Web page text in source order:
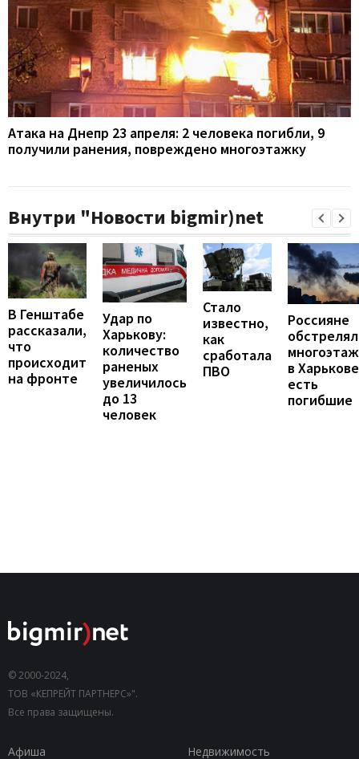
Атака на Днепр 23 апреля: 2 человека погибли, 9
получили ранения, повреждено многоэтажку
Внутри "Новости bigmir)net
В Генштабе
рассказали,
что
происходит
на фронте
Удар по
Харькову:
количество
раненых
увеличилось
до 13
человек
Стало
известно,
как
сработала
ПВО
Россияне
в
есть
погибшие
© 2000-2024,
ТОВ «КЕПРЕЙТ ПАРТНЕРС»".
Все права защищены.
Афиша
Недвижимость